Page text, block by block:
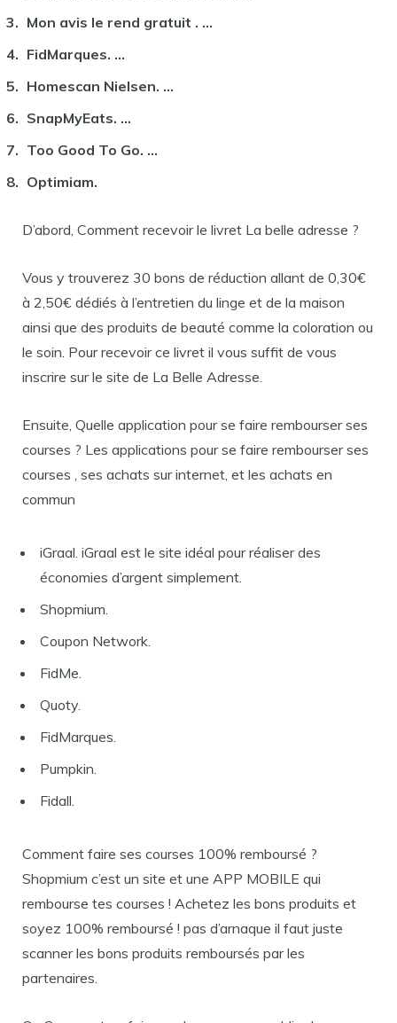
Mon avis le rend gratuit . …
FidMarques. …
Homescan Nielsen. …
SnapMyEats. …
Too Good To Go. …
Optimiam.
D’abord, Comment recevoir le livret La belle adresse ?
Vous y trouverez 30 bons de réduction allant de 0,30€
à 2,50€ dédiés à l’entretien du linge et de la maison
ainsi que des produits de beauté comme la coloration ou
le soin. Pour recevoir ce livret il vous suffit de vous
inscrire sur le site de La Belle Adresse.
Ensuite, Quelle application pour se faire rembourser ses
courses ? Les applications pour se faire rembourser ses
courses , ses achats sur internet, et les achats en
commun
iGraal. iGraal est le site idéal pour réaliser des
économies d’argent simplement.
Shopmium.
Coupon Network.
FidMe.
Quoty.
FidMarques.
Pumpkin.
Fidall.
Comment faire ses courses 100% remboursé ?
Shopmium c’est un site et une APP MOBILE qui
rembourse tes courses ! Achetez les bons produits et
soyez 100% remboursé ! pas d’arnaque il faut juste
scanner les bons produits remboursés par les
partenaires.